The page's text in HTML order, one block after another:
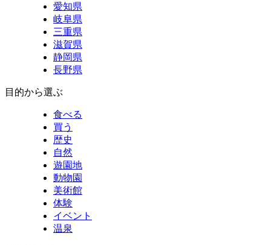
愛知県
岐阜県
三重県
滋賀県
静岡県
長野県
目的から選ぶ
食べる
買う
歴史
自然
遊園地
動物園
美術館
体験
イベント
温泉